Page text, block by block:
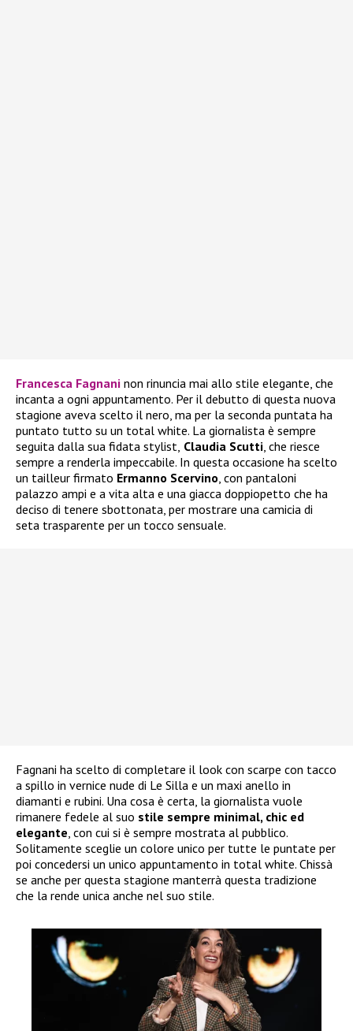
Francesca Fagnani non rinuncia mai allo stile elegante, che
incanta a ogni appuntamento. Per il debutto di questa nuova
stagione aveva scelto il nero, ma per la seconda puntata ha
puntato tutto su un total white. La giornalista è sempre
seguita dalla sua fidata stylist, Claudia Scutti, che riesce
sempre a renderla impeccabile. In questa occasione ha scelto
un tailleur firmato Ermanno Scervino, con pantaloni
palazzo ampi e a vita alta e una giacca doppiopetto che ha
deciso di tenere sbottonata, per mostrare una camicia di
seta trasparente per un tocco sensuale.
Fagnani ha scelto di completare il look con scarpe con tacco
a spillo in vernice nude di Le Silla e un maxi anello in
diamanti e rubini. Una cosa è certa, la giornalista vuole
rimanere fedele al suo stile sempre minimal, chic ed
elegante, con cui si è sempre mostrata al pubblico.
Solitamente sceglie un colore unico per tutte le puntate per
poi concedersi un unico appuntamento in total white. Chissà
se anche per questa stagione manterrà questa tradizione
che la rende unica anche nel suo stile.